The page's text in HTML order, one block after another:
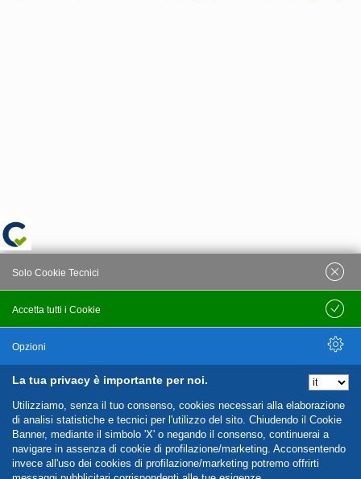
La tua privacy è importante per noi.
Utilizziamo, senza il tuo consenso, cookies necessari alla elaborazione
di analisi statistiche e tecnici per l'utilizzo del sito. Chiudendo il Cookie
Banner, mediante il simbolo 'X' o negando il consenso, continuerai a
navigare in assenza di cookie di profilazione/marketing. Acconsentendo
invece all'uso dei cookies di profilazione/marketing potremo offrirti
Accetta tutti i Cookie
Solo Cookie Tecnici
Salva
Opzioni
Nascondi Opzioni